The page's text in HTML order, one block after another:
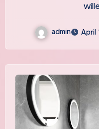
admin April